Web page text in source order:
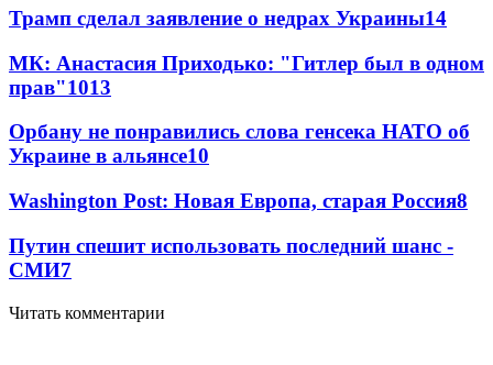
Трамп сделал заявление о недрах Украины14
МК: Анастасия Приходько: "Гитлер был в одном
прав"1013
Орбану не понравились слова генсека НАТО об
Украине в альянсе10
Washington Post: Новая Европа, старая Россия8
Путин спешит использовать последний шанс -
СМИ7
Читать комментарии